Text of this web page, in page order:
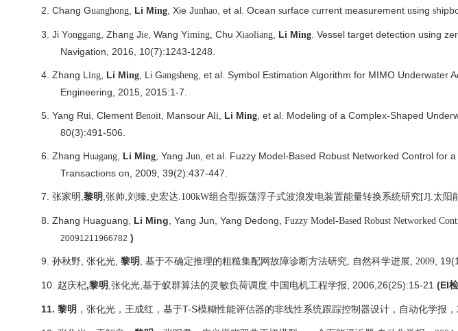
2. Chang Guanghong Li Ming , Xie Junhao , et al. Ocean surface current measurement using s
3. Ji Yonggang , Zhang Jie , Wang Yiming , Chu Xiaoliang Li Ming . Vessel target detection using
Navigation, 2016, 10(7):1243-1248.
4. Zhang L ing Li Ming , Li Gangsheng , et al. Symbol Estimation Algorithm for MIMO
Engineering, 2015, 2015:1-7.
5. Yang Rui , Clement Benoit , Mansour Ali Li Ming , et al. Modeling of a Complex-Shaped
80(3):491-506.
6. Zhang Huagang Li Ming , Yang Jun , et al. Fuzzy Model-Based Robust Networked Control for
Transactions on, 2009, 39(2):437-447.
7. 张家明 黎明 张帅,刘臻, 史宏达.100kW组合型振荡浮子式波浪发电装置能量转换系统研究[J].太阳
8. Zhang Huaguang, Li Ming , Yang Jun, Yang Dedong, Fuzzy Model-Based Robust Networked
20091211966782 )
9. 孙秋野 张化光, 黎明 基于不确定推理的粗糙集配网故障诊断方法研究, 自然科学进展, 2009 ,
10. 赵庆杞,黎明 ,张化光,基于蚁群算法的灵敏负荷调度.中国电机工程学报, 2006,26(25):15-21 (EI
11. 黎明 ，张化光，王成红，基于T-S模糊性能评估器的非线性系统跟踪控制器设计，自动化学报，